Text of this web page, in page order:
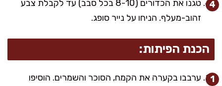
טגנו את הכדורים (8-10 בכל סבב) עד לקבלת צבע
זהוב-מעלף. הניחו על נייר סופג.
הכנת הפיתות:
ערבבו בקערה את הקמח, הסוכר והשמרים. הוסיפו